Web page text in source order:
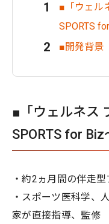
■「ウェル
SPORTS
■開発背景
■「ウェルネス
SPORTS for
・約2ヵ月間の伴走
・スポーツ医科学、
家が直接指導、監修